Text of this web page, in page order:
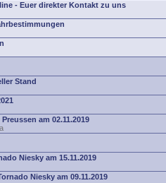
- Euer direkter Kontakt zu uns
Stand
am 02.11.2019
Niesky am 15.11.2019
Niesky am 09.11.2019